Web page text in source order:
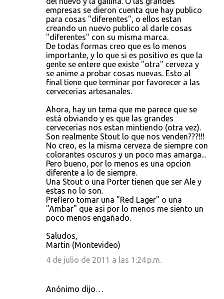
empresas se dieron cuenta que hay publico
para cosas "diferentes", o ellos estan
creando un nuevo publico al darle cosas
"diferentes" con su misma marca.
De todas formas creo que es lo menos
importante, y lo que si es positivo es que la
gente se entere que existe "otra" cerveza y
se anime a probar cosas nuevas. Esto al
final tiene que terminar por favorecer a las
cervecerias artesanales.
Ahora, hay un tema que me parece que se
está obviando y es que las grandes
cervecerias nos estan mintiendo (otra vez).
Son realmente Stout lo que nos venden???!!!
No creo, es la misma cerveza de siempre con
colorantes oscuros y un poco mas amarga...
Pero bueno, por lo menos es una opcion
diferente a lo de siempre.
Una Stout o una Porter tienen que ser Ale y
estas no lo son.
Prefiero tomar una "Red Lager" o una
"Ambar" que asi por lo menos me siento un
poco menos engañado.
Saludos,
Martin (Montevideo)
4 de julio de 2011 a las 1:24 p.m.
Anónimo dijo…